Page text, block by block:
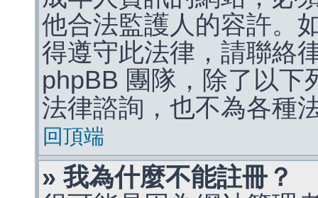
他合法監護人的容許。
得遵守此法律，請聯絡
phpBB 團隊，除了以下
法律諮詢，也不為各種
回頂端
» 我為什麼不能註冊？